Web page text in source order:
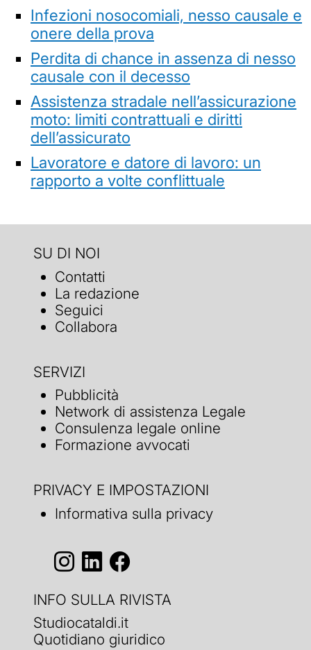
Infezioni nosocomiali, nesso causale e
onere della prova
Perdita di chance in assenza di nesso
causale con il decesso
Assistenza stradale nell’assicurazione
moto: limiti contrattuali e diritti
dell’assicurato
Lavoratore e datore di lavoro: un
rapporto a volte conflittuale
SU DI NOI
Contatti
La redazione
Seguici
Collabora
SERVIZI
Pubblicità
Network di assistenza Legale
Consulenza legale online
Formazione avvocati
PRIVACY E IMPOSTAZIONI
Informativa sulla privacy
INFO SULLA RIVISTA
Studiocataldi.it
Quotidiano giuridico